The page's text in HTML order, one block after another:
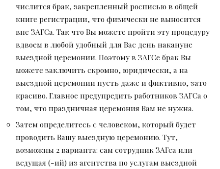
числится брак, закрепленный росписью в общей
книге регистрации, что физически не выносится
вне ЗАГСа. Так что Вы можете пройти эту процедуру
вдвоем в любой удобный для Вас день накануне
выездной церемонии. Поэтому в ЗАГСе брак Вы
можете заключить скромно, юридически, а на
выездной церемонии пусть даже и фиктивно, зато
красиво. Главное предупредить работников ЗАГСа о
том, что праздничная церемония Вам не нужна.
Затем определитесь с человеком, который будет
проводить Вашу выездную церемонию. Тут,
возможны 2 варианта: сам сотрудник ЗАГса или
ведущая (-ий) из агентства по услугам выездной